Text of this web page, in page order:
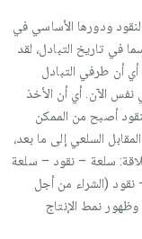
ودورها الأساسي في
في تاريخ التبادل، لقد
أي أن طرفي التبادل
الآن. أي أن الأخذ
أصبح من الممكن
السلعي إلى ما بعد،
سلعة – نقود – سلعة
نقود (الشراء من أجل
وظهور نمط الإنتاج